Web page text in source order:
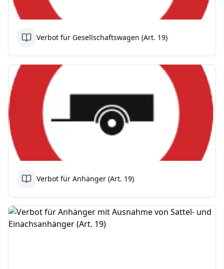
Verbot für Gesellschaftswagen (Art. 19)
Verbot für Anhänger (Art. 19)